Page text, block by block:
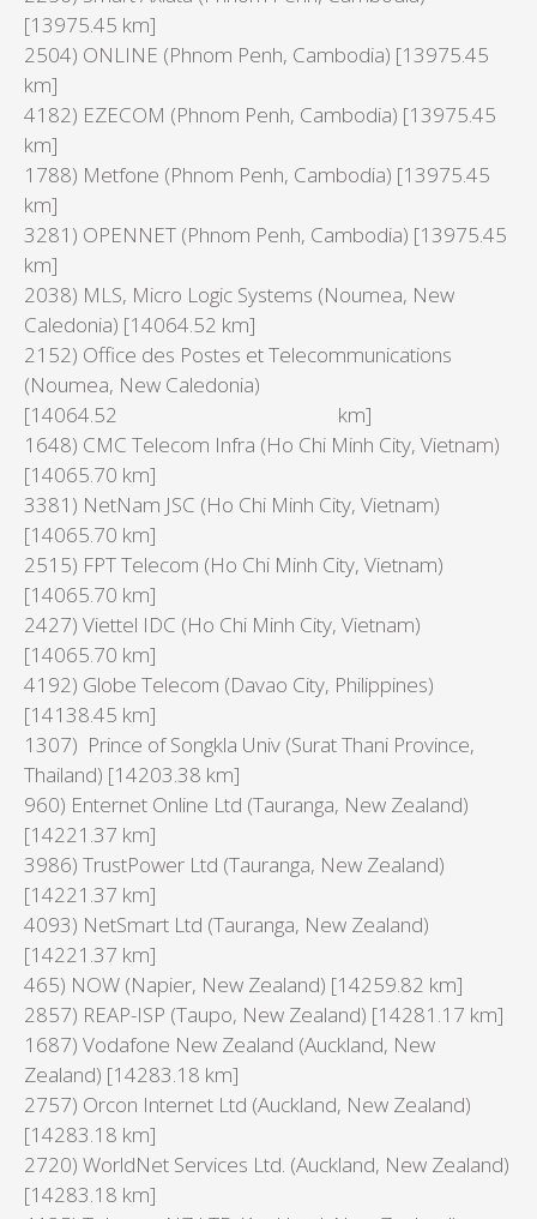
[13975.45 km]
2504) ONLINE (Phnom Penh, Cambodia) [13975.45
km]
4182) EZECOM (Phnom Penh, Cambodia) [13975.45
km]
1788) Metfone (Phnom Penh, Cambodia) [13975.45
km]
3281) OPENNET (Phnom Penh, Cambodia) [13975.45
km]
2038) MLS, Micro Logic Systems (Noumea, New
Caledonia) [14064.52 km]
2152) Office des Postes et Telecommunications
(Noumea, New Caledonia)
[14064.52 km]
1648) CMC Telecom Infra (Ho Chi Minh City, Vietnam)
[14065.70 km]
3381) NetNam JSC (Ho Chi Minh City, Vietnam)
[14065.70 km]
2515) FPT Telecom (Ho Chi Minh City, Vietnam)
[14065.70 km]
2427) Viettel IDC (Ho Chi Minh City, Vietnam)
[14065.70 km]
4192) Globe Telecom (Davao City, Philippines)
[14138.45 km]
1307) Prince of Songkla Univ (Surat Thani Province,
Thailand) [14203.38 km]
960) Enternet Online Ltd (Tauranga, New Zealand)
[14221.37 km]
3986) TrustPower Ltd (Tauranga, New Zealand)
[14221.37 km]
4093) NetSmart Ltd (Tauranga, New Zealand)
[14221.37 km]
465) NOW (Napier, New Zealand) [14259.82 km]
2857) REAP-ISP (Taupo, New Zealand) [14281.17 km]
1687) Vodafone New Zealand (Auckland, New
Zealand) [14283.18 km]
2757) Orcon Internet Ltd (Auckland, New Zealand)
[14283.18 km]
2720) WorldNet Services Ltd. (Auckland, New Zealand)
[14283.18 km]